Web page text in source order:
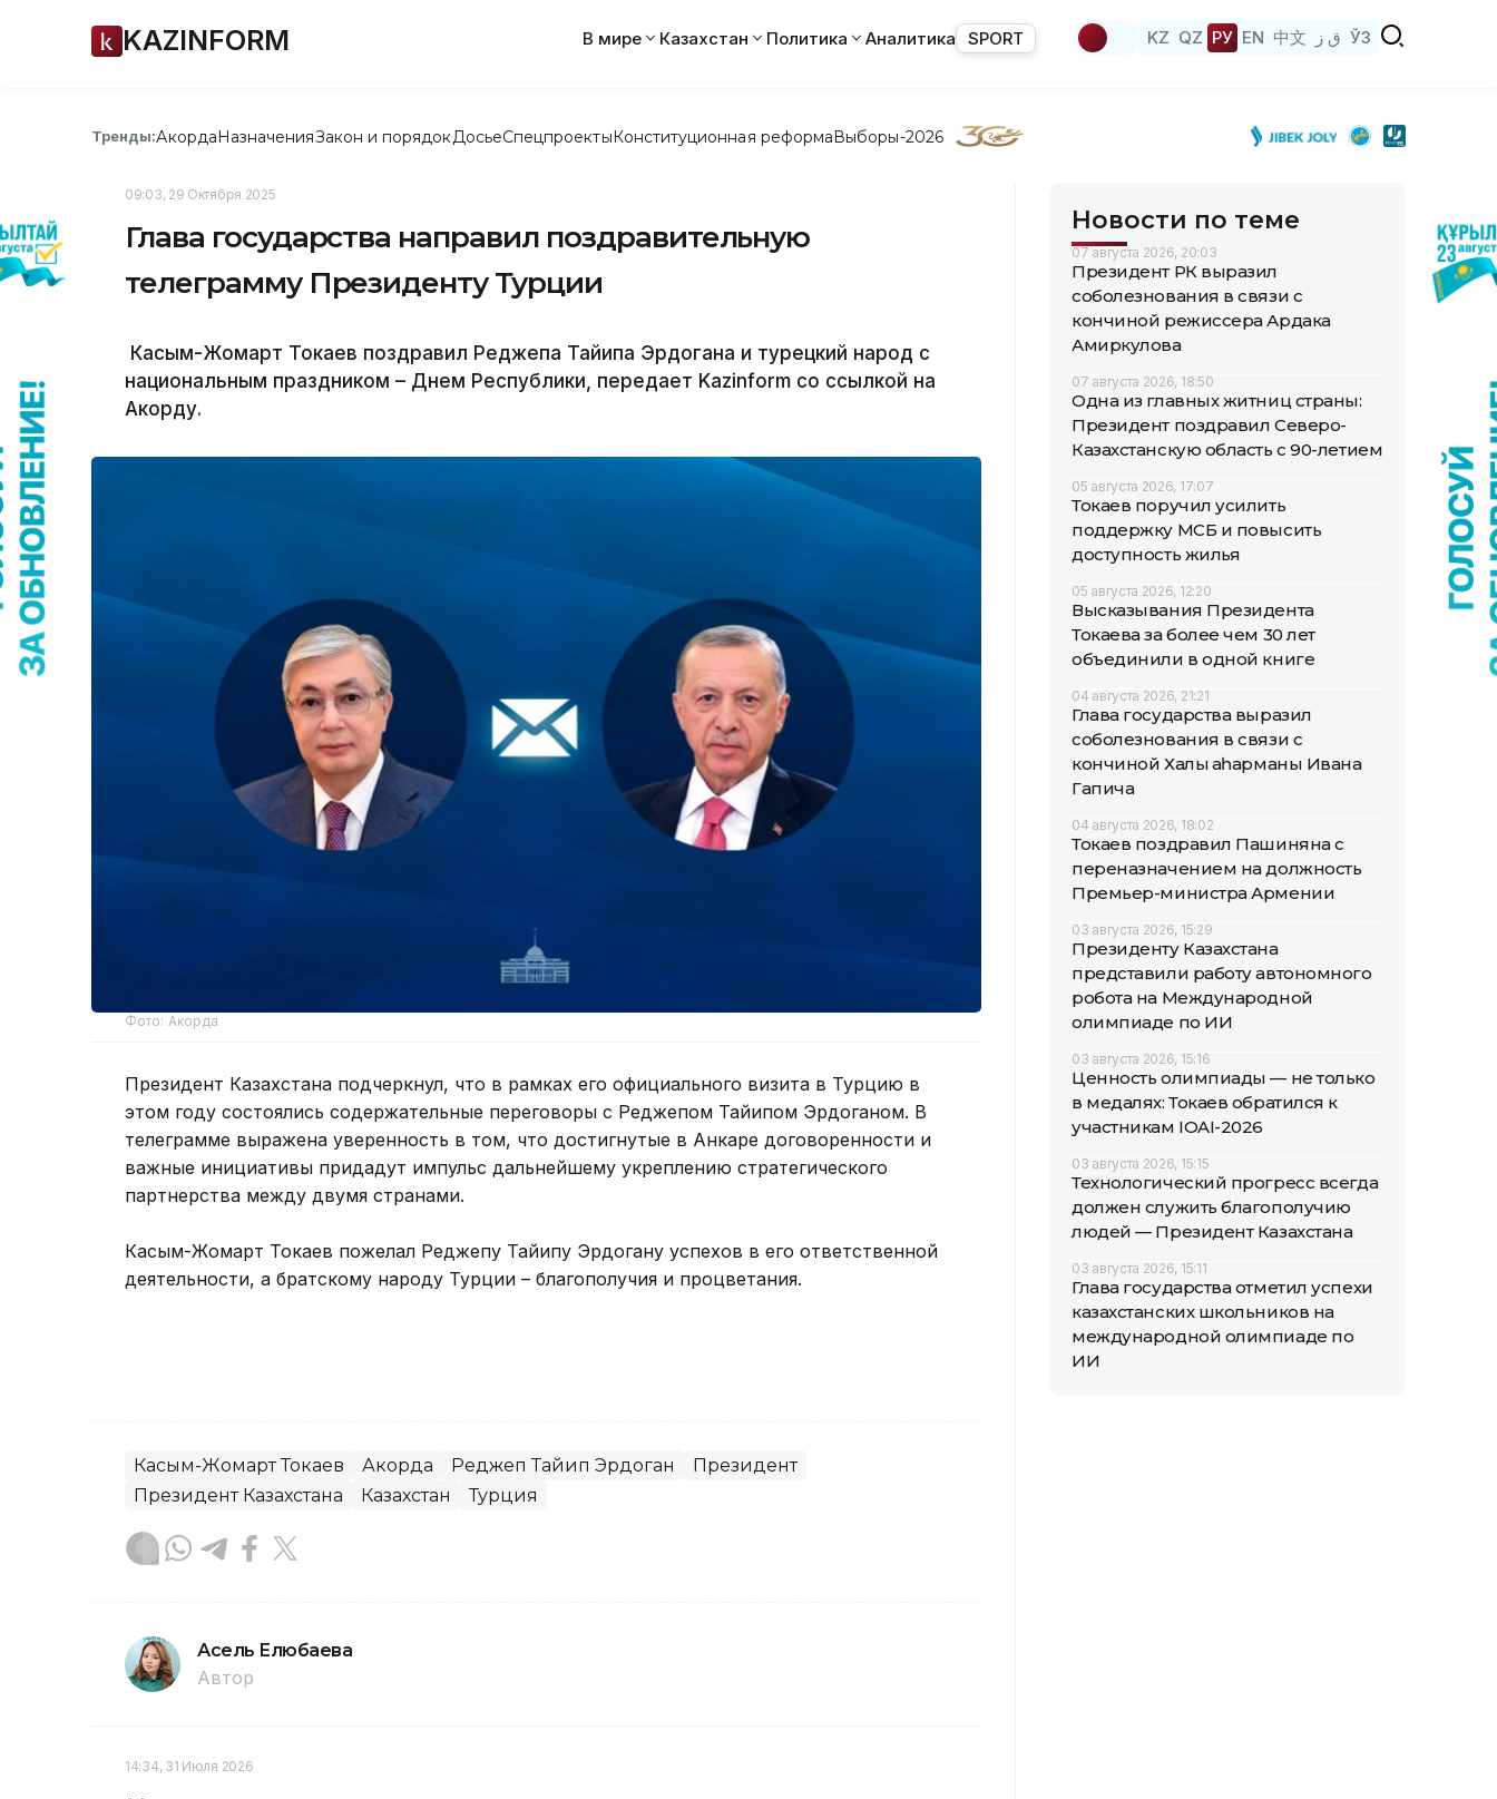
KAZINFORM В мире Казахстан Политика Аналитика SPORT KZ QZ РУ EN 中文 ق ز ЎЗ
Тренды:АкордаНазначенияЗакон и порядок ДосьеСпецпроектыКонституционная реформаВыборы-2026
09:03, 29 Октября 2025
Глава государства направил поздравительную
телеграмму Президенту Турции
Касым-Жомарт Токаев поздравил Реджепа Тайипа Эрдогана и турецкий народ с
национальным праздником – Днем Республики, передает Kazinform со ссылкой на
Акорду.
Фото: Акорда
Президент Казахстана подчеркнул, что в рамках его официального визита в Турцию в
этом году состоялись содержательные переговоры с Реджепом Тайипом Эрдоганом. В
телеграмме выражена уверенность в том, что достигнутые в Анкаре договоренности и
важные инициативы придадут импульс дальнейшему укреплению стратегического
партнерства между двумя странами.
Касым-Жомарт Токаев пожелал Реджепу Тайипу Эрдогану успехов в его ответственной
деятельности, а братскому народу Турции – благополучия и процветания.
Касым-Жомарт Токаев Акорда Реджеп Тайип Эрдоган
Президент
Президент Казахстана
Казахстан Турция
Асель Елюбаева
Автор
14:34, 31 Июля 2026
Новости по теме
07 августа 2026, 20:03
Президент РК выразил
соболезнования в связи с
кончиной режиссера Ардака
Амиркулова
07 августа 2026, 18:50
Одна из главных житниц страны:
Президент поздравил Северо-
Казахстанскую область с 90-летием
05 августа 2026, 17:07
Токаев поручил усилить
поддержку МСБ и повысить
доступность жилья
05 августа 2026, 12:20
Высказывания Президента
Токаева за более чем 30 лет
объединили в одной книге
04 августа 2026, 21:21
Глава государства выразил
соболезнования в связи с
кончиной Халық қаһарманы Ивана
Гапича
04 августа 2026, 18:02
Токаев поздравил Пашиняна с
переназначением на должность
Премьер-министра Армении
03 августа 2026, 15:29
Президенту Казахстана
представили работу автономного
робота на Международной
олимпиаде по ИИ
03 августа 2026, 15:16
Ценность олимпиады — не только
в медалях: Токаев обратился к
участникам IOAI-2026
03 августа 2026, 15:15
Технологический прогресс всегда
должен служить благополучию
людей — Президент Казахстана
03 августа 2026, 15:11
Глава государства отметил успехи
казахстанских школьников на
международной олимпиаде по
ИИ